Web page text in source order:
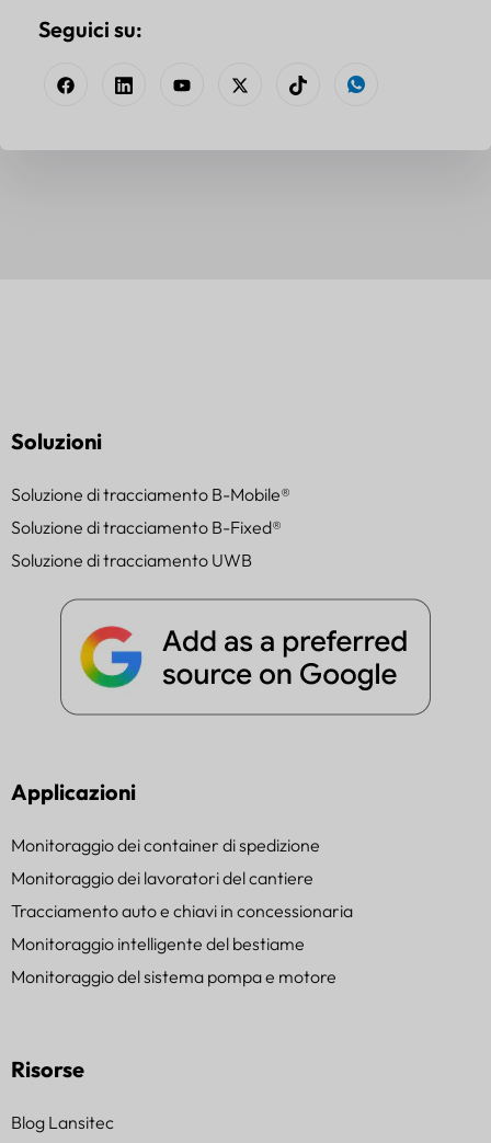
Seguici su:
Soluzioni
Soluzione di tracciamento B-Mobile®
Soluzione di tracciamento B-Fixed®
Soluzione di tracciamento UWB
Applicazioni
Monitoraggio dei container di spedizione
Monitoraggio dei lavoratori del cantiere
Tracciamento auto e chiavi in concessionaria
Monitoraggio intelligente del bestiame
Monitoraggio del sistema pompa e motore
Risorse
Blog Lansitec